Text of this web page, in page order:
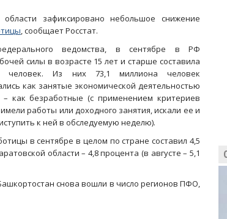
зафиксировано небольшое снижение
, сообщает Росстат.
ведомства, в сентябре в РФ
силы в возрасте 15 лет и старше составила
человек. Из них 73,1 миллиона человек
как занятые экономической деятельностью
как безработные (с применением критериев
работы или доходного занятия, искали ее и
к ней в обследуемую неделю).
в сентябре в целом по стране составил 4,5
области – 4,8 процента (в августе – 5,1
снова вошли в число регионов ПФО,